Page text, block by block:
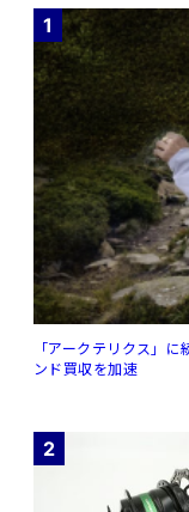
1
「アークテリクス」
ンド買収を加速
2